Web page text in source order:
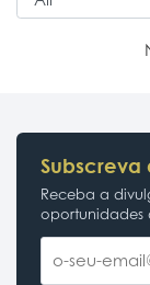
Subscreva
Receba a
oportunidades